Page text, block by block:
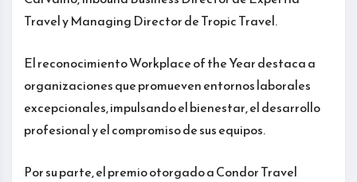
Travel y Managing Director de Tropic Travel.
El reconocimiento Workplace of the Year destaca a
organizaciones que promueven entornos laborales
excepcionales, impulsando el bienestar, el desarrollo
profesional y el compromiso de sus equipos.
Por su parte, el premio otorgado a Condor Travel